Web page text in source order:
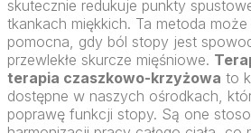
skutecznie redukuje punkty
tkankach miękkich. Ta metoda
pomocna, gdy ból stopy jest
przewlekłe skurcze mięśniowe.
terapia czaszkowo-krzyżowa to
dostępne w naszych ośrodkach,
poprawę funkcji stopy. Są one